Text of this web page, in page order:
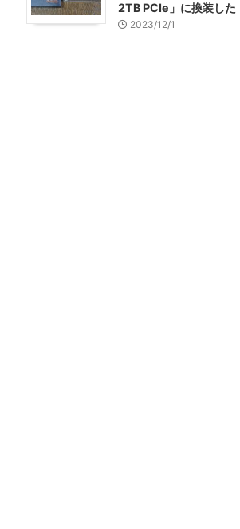
2TB PCIe」に換装した
2023/12/1